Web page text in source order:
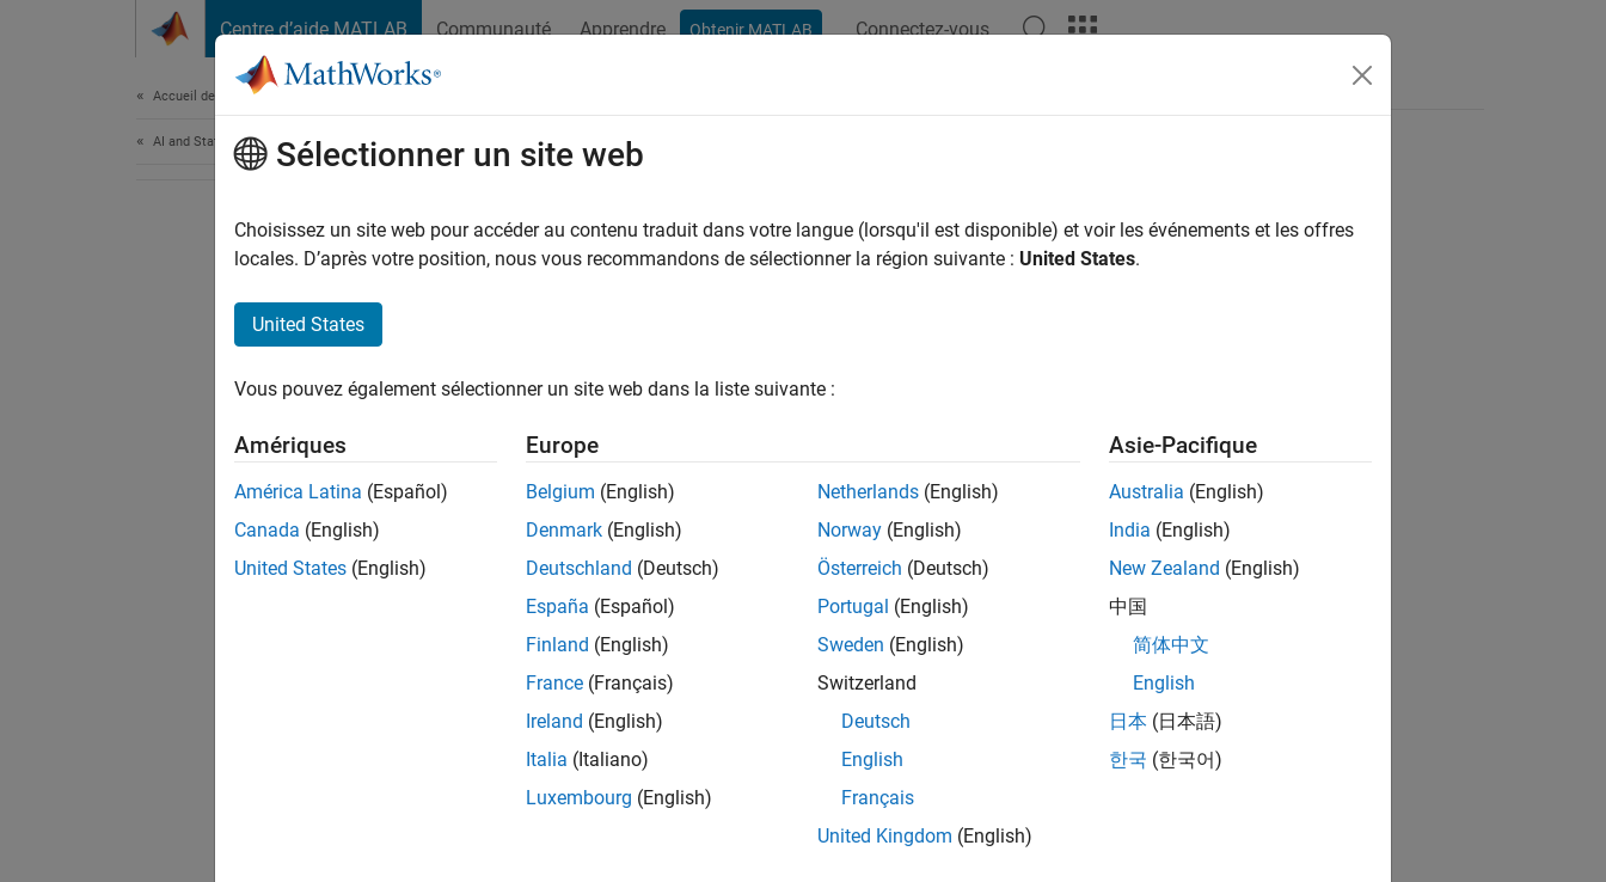
Centre d’aide MATLAB Communauté Apprendre Obtenir MATLAB Connectez-vous
Accueil de la documentation
AI and Statistics
How useful was this information?
Sélectionner un site web
Choisissez un site web pour accéder au contenu traduit dans votre langue (lorsqu'il est disponible) et voir les événements et les offres
locales. D’après votre position, nous vous recommandons de sélectionner la région suivante : United States.
United States
Vous pouvez également sélectionner un site web dans la liste suivante :
Amériques
América Latina (Español)
Canada (English)
United States (English)
Europe
Belgium (English)
Denmark (English)
Deutschland (Deutsch)
España (Español)
Finland (English)
France (Français)
Ireland (English)
Italia (Italiano)
Luxembourg (English)
Netherlands (English)
Norway (English)
Österreich (Deutsch)
Portugal (English)
Sweden (English)
Switzerland
Deutsch
English
Français
United Kingdom (English)
Asie-Pacifique
Australia (English)
India (English)
New Zealand (English)
中国
简体中文
English
日本 (日本語)
한국 (한국어)